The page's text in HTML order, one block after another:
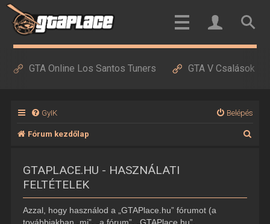
GTA Online Los Santos Tuners GTA V Csalások
GyIK Belépés
Fórum kezdőlap
GTAPLACE.HU - HASZNÁLATI
FELTÉTELEK
Azzal, hogy használod a „GTAPlace.hu” fórumot (a
továbbiakban „mi”, „a fórum”, „GTAPlace.hu”,